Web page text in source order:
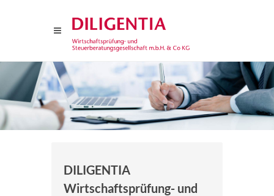
DILIGENTIA
Wirtschaftsprüfung- und